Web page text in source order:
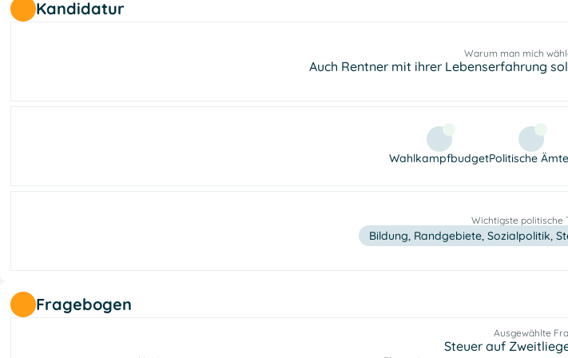
Kandidatur
Warum man mich
Auch Rentner mit ihrer Lebenserfahrung
WahlkampfbudgetPolitische
Wichtigste politische
Bildung, Randgebiete, Sozialpolitik,
Fragebogen
Ausgewählte
Steuer auf